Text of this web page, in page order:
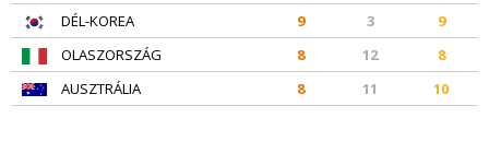
DÉL-KOREA
9 3
9
OLASZORSZÁG
8 12
8
AUSZTRÁLIA
8 11 10